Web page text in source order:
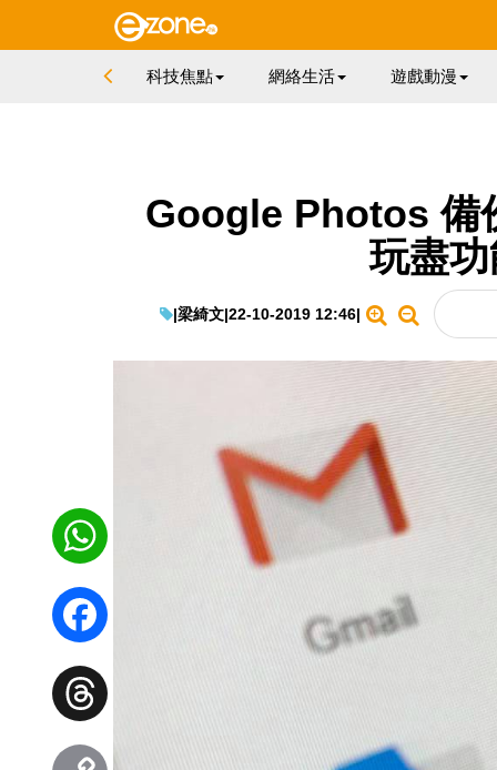
科技焦點 網絡生活 遊戲動漫
Google Photos 備
玩盡
|梁綺文|22-10-2019 12:46|
WhatsApp
Facebook
Threads